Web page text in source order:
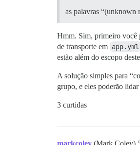
as palavras “(unknown
Hmm. Sim, primeiro você
de transporte em app.yml
estão além do escopo
A solução simples para
grupo, e eles poderão
3 curtidas